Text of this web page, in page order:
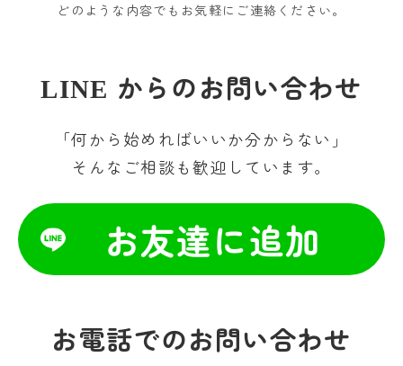
どのような内容でもお気軽にご連絡ください。
LINE からのお問い合わせ
「何から始めればいいか分からない」
そんなご相談も歓迎しています。
お友達に追加
お電話でのお問い合わせ